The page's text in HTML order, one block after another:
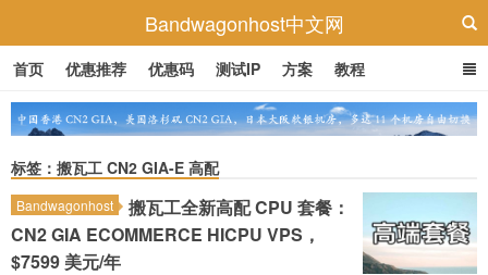
Bandwagonhost中文网
首页 优惠推荐 优惠码 测试IP 方案 教程
标签：搬瓦工 CN2 GIA-E 高配
Bandwagonhost
搬瓦工全新高配 CPU 套餐：
CN2 GIA ECOMMERCE HICPU VPS，
$7599 美元/年